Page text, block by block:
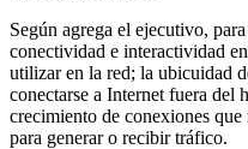
Según agrega el ejecutivo,
conectividad e interactividad
utilizar en la red; la ubicuidad
conectarse a Internet fuera del
crecimiento de conexiones
para generar o recibir tráfico.